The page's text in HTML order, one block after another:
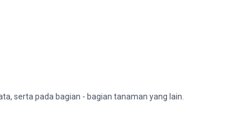
serta pada bagian - bagian tanaman yang lain.